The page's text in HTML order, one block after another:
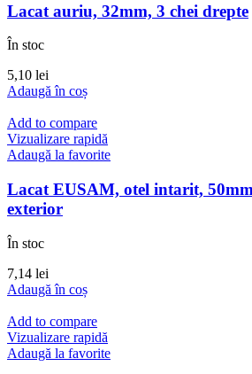
Lacat auriu, 32mm, 3 chei drepte
În stoc
5,10 lei
Adaugă în coș
Add to compare
Vizualizare rapidă
Adaugă la favorite
Lacat EUSAM, otel intarit,
exterior
În stoc
7,14 lei
Adaugă în coș
Add to compare
Vizualizare rapidă
Adaugă la favorite